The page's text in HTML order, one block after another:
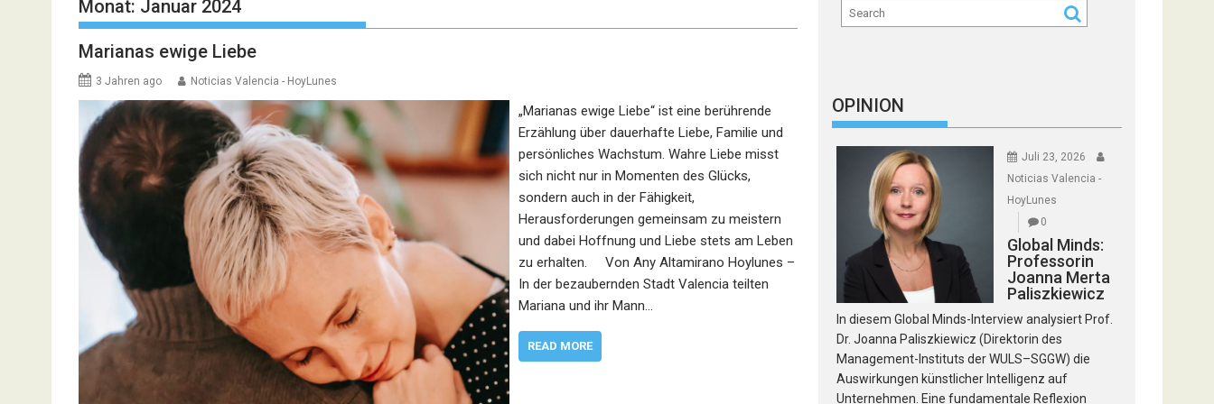
Monat: Januar 2024
Marianas ewige Liebe
3 Jahren ago Noticias Valencia - HoyLunes
„Marianas ewige Liebe“ ist eine berührende
Erzählung über dauerhafte Liebe, Familie und
persönliches Wachstum. Wahre Liebe misst
sich nicht nur in Momenten des Glücks,
sondern auch in der Fähigkeit,
Herausforderungen gemeinsam zu meistern
und dabei Hoffnung und Liebe stets am Leben
zu erhalten. Von Any Altamirano Hoylunes –
In der bezaubernden Stadt Valencia teilten
Mariana und ihr Mann…
READ MORE
OPINION
Juli 23, 2026
Noticias Valencia -
HoyLunes
0
Global Minds:
Professorin
Joanna Merta
Paliszkiewicz
In diesem Global Minds-Interview analysiert Prof.
Dr. Joanna Paliszkiewicz (Direktorin des
Management-Instituts der WULS–SGGW) die
Auswirkungen künstlicher Intelligenz auf
Unternehmen. Eine fundamentale Reflexion